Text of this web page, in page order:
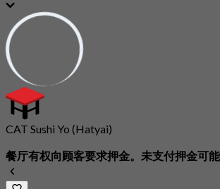
CAT Sushi Yo (Hatyai)
餐厅有权向顾客要求押金。未支付押金可能